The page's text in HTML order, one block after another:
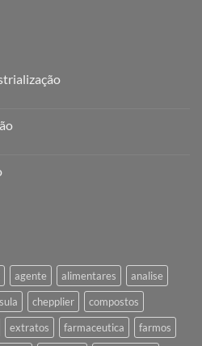
agente alimentares
analise
chepplier
compostos
extratos farmaceutica farmos